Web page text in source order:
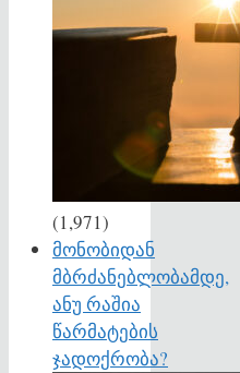
(1,971)
მონობიდან
მბრძანებლობამდე,
ანუ რაშია
წარმატების
ჯადოქრობა?